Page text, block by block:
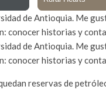
de Antioquia. Me
conocer historias y
de Antioquia. Me
conocer historias y
reservas de